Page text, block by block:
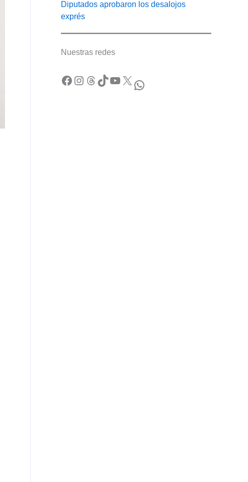
Diputados aprobaron los desalojos
exprés
Nuestras redes
Facebook Instagram Threads TikTok YouTube X WhatsApp